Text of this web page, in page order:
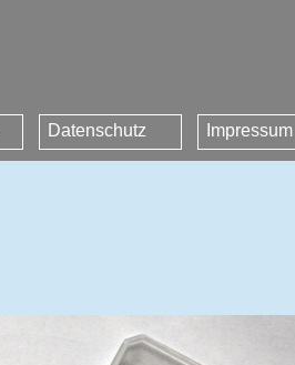
Datenschutz Impressum